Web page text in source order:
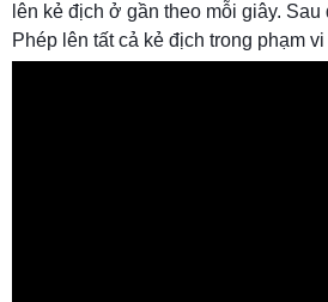
lên kẻ địch ở gần theo mỗi giây.
Phép lên tất cả kẻ địch trong phạm vi